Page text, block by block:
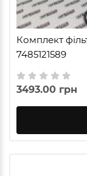
Комплект
7485121589
3493.00 грн